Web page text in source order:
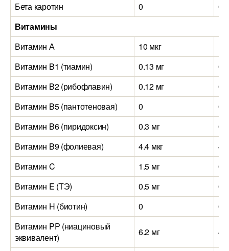
Бета каротин
0
0
Витамины
Витамин А
10 мкг
Витамин B1 (тиамин)
0.13 мг
Витамин B2 (рибофлавин)
0.12 мг
Витамин B5 (пантотеновая)
0
0
Витамин B6 (пиридоксин)
0.3 мг
Витамин B9 (фолиевая)
4.4 мкг
Витамин C
1.5 мг
Витамин E (ТЭ)
0.5 мг
Витамин H (биотин)
0
0
Витамин PP (ниациновый
эквивалент)
6.2 мг